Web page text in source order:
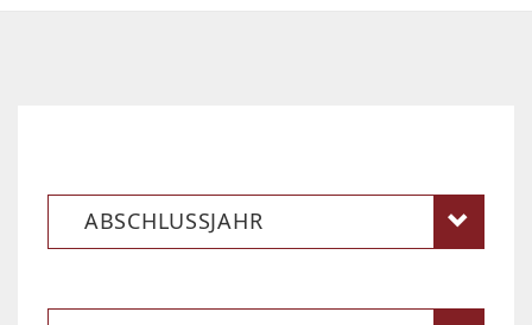
ABSCHLUSSJAHR